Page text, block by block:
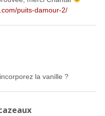
puits-damour-2/
la vanille ?